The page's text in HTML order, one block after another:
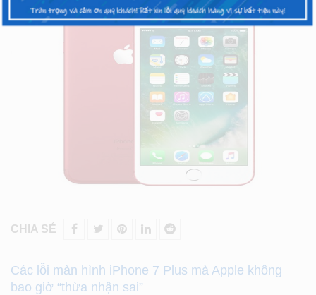
CHIA SẺ
Các lỗi màn hình iPhone 7 Plus mà Apple không
bao giờ “thừa nhận sai”